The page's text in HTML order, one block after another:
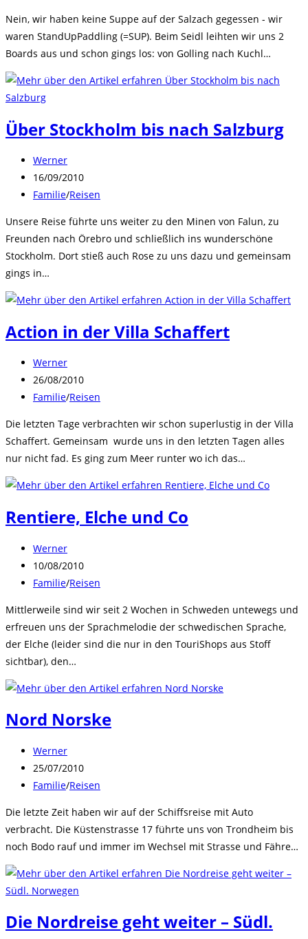
Nein, wir haben keine Suppe auf der Salzach gegessen - wir
waren StandUpPaddling (=SUP). Beim Seidl leihten wir uns 2
Boards aus und schon gings los: von Golling nach Kuchl…
Über Stockholm bis nach Salzburg
Beitrags-
Autor:
Werner
Beitrag
veröffentlicht:
16/09/2010
Beitrags-
Familie/Reisen
Unsere Reise führte uns weiter zu den Minen von Falun, zu
Freunden nach Örebro und schließlich ins wunderschöne
Stockholm. Dort stieß auch Rose zu uns dazu und gemeinsam
gings in…
Action in der Villa Schaffert
Beitrags-
Autor:
Werner
Beitrag
veröffentlicht:
26/08/2010
Beitrags-
Familie/Reisen
Die letzten Tage verbrachten wir schon superlustig in der Villa
Schaffert. Gemeinsam wurde uns in den letzten Tagen alles
nur nicht fad. Es ging zum Meer runter wo ich das…
Rentiere, Elche und Co
Beitrags-
Autor:
Werner
Beitrag
veröffentlicht:
10/08/2010
Beitrags-
Familie/Reisen
Mittlerweile sind wir seit 2 Wochen in Schweden untewegs und
erfreuen uns der Sprachmelodie der schwedischen Sprache,
der Elche (leider sind die nur in den TouriShops aus Stoff
sichtbar), den…
Nord Norske
Beitrags-
Autor:
Werner
Beitrag
veröffentlicht:
25/07/2010
Beitrags-
Familie/Reisen
Die letzte Zeit haben wir auf der Schiffsreise mit Auto
verbracht. Die Küstenstrasse 17 führte uns von Trondheim bis
noch Bodo rauf und immer im Wechsel mit Strasse und Fähre…
Die Nordreise geht weiter – Südl.